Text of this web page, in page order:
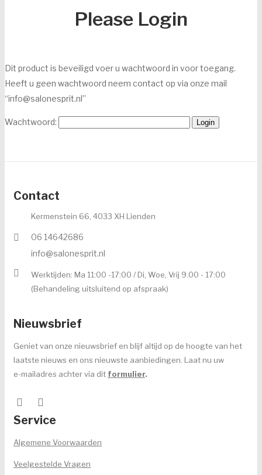
Intake Formulier
Intake Formulier
Intake Formulier
Permanente make-up
Intake formulier
Voor de behandeling
Nazorg
Handen & voeten
MERKEN
ANP
Environ
Please Login
Dit product is beveiligd voer u wachtwoord in voor toegang.
Heeft u geen wachtwoord neem contact op via onze mail
“info@salonesprit.nl”
Wachtwoord:
Contact
Kermenstein 66, 4033 XH Lienden
06 14642686
info@salonesprit.nl
Werktijden: Ma 11:00 -17:00 / Di, Woe, Vrij 9.00 - 17:00
(Behandeling uitsluitend op afspraak)
Nieuwsbrief
Geniet van onze nieuwsbrief en blijf altijd op de hoogte van het
laatste nieuws en ons nieuwste aanbiedingen. Laat nu uw
e-mailadres achter via dit formulier.
Service
Algemene Voorwaarden
Veelgestelde Vragen